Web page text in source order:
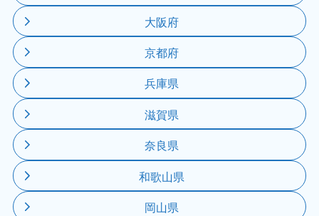
大阪府
京都府
兵庫県
滋賀県
奈良県
和歌山県
岡山県